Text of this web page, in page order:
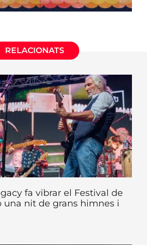
RELACIONATS
fa vibrar el Festival de
una nit de grans himnes i